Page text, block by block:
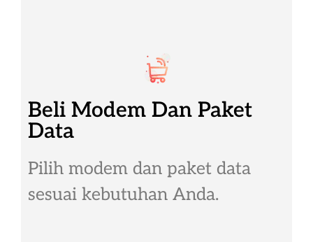
Beli Modem Dan Paket
Data
Pilih modem dan paket data
sesuai kebutuhan Anda.